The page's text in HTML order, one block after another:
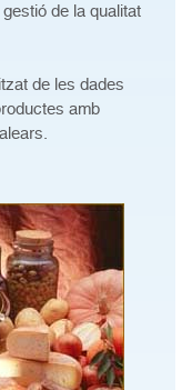
de la qualitat
de les dades
amb